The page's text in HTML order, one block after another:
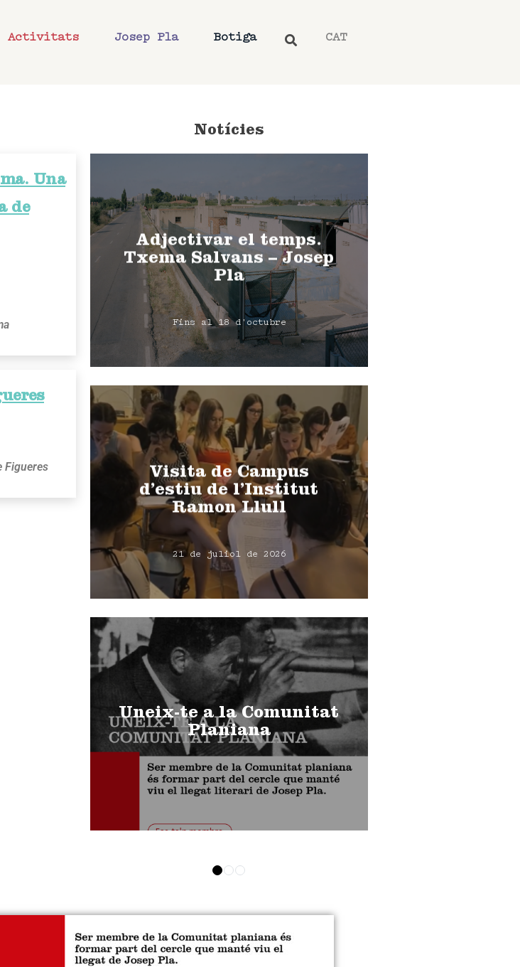
Activitats Josep Pla Botiga CAT
Una
de
Figueres
Notícies
Adjectivar el temps.
Txema Salvans – Josep
Pla
Fins al 18 d'octubre
Visita de Campus
d’estiu de l’Institut
Ramon Llull
21 de juliol de 2026
Uneix-te a la Comunitat
Planiana